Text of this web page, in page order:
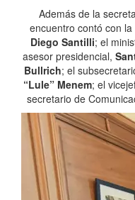
Además de la
encuentro contó con
Diego Santilli; el
asesor presidencial,
Bullrich; el
“Lule” Menem; el
secretario de